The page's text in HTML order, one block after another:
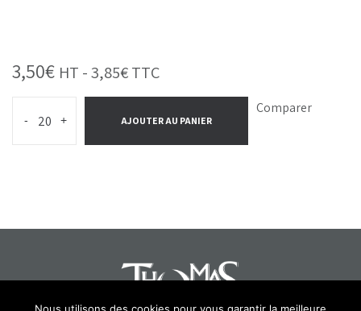
3,50€ HT -3,85€TTC
- + AJOUTER AU PANIER
Comparer